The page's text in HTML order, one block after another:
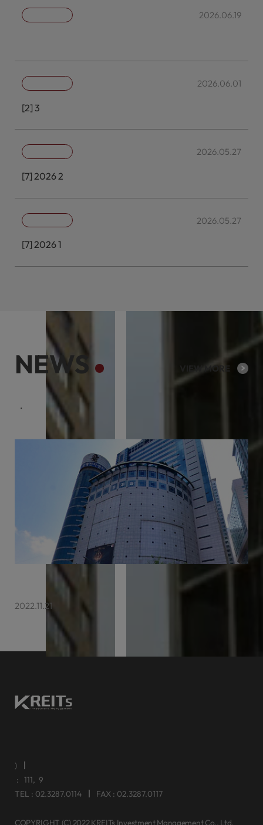
2026.06.19
2026.06.01
[판교2밸리대토개발제일호] 제3차 이사회의사록
2026.05.27
[케이알제7호] 2026년 제2차 이사회 의사록
2026.05.27
[케이알제7호] 2026년 제1차 임시주주총회 의사록
NEWS
케이리츠투자운용의 다양한 회사소식을 제공합니다.
VIEW MORE
2022.11.21
주)케이리츠투자운용
주소 : 서울특별시 영등포구 여의공원로111, 태영빌딩 9층
TEL : 02.3287.0114
FAX : 02.3287.0117
COPYRIGHT (C) 2022 KREITs Investment Management Co,. Ltd.